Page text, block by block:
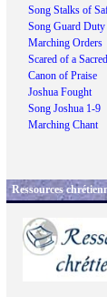
Song Stalks of
Song Guard Duty
Marching Orders
Scared of a
Canon of Praise
Joshua Fought
Song Joshua 1-9
Marching Chant
Ressources